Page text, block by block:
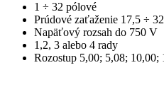
1 ÷ 32 pólové
Prúdové zaťaženie 17,5 ÷
Napäťový rozsah do 750 V
1,2, 3 alebo 4 rady
Rozostup 5,00; 5,08; 10,00;